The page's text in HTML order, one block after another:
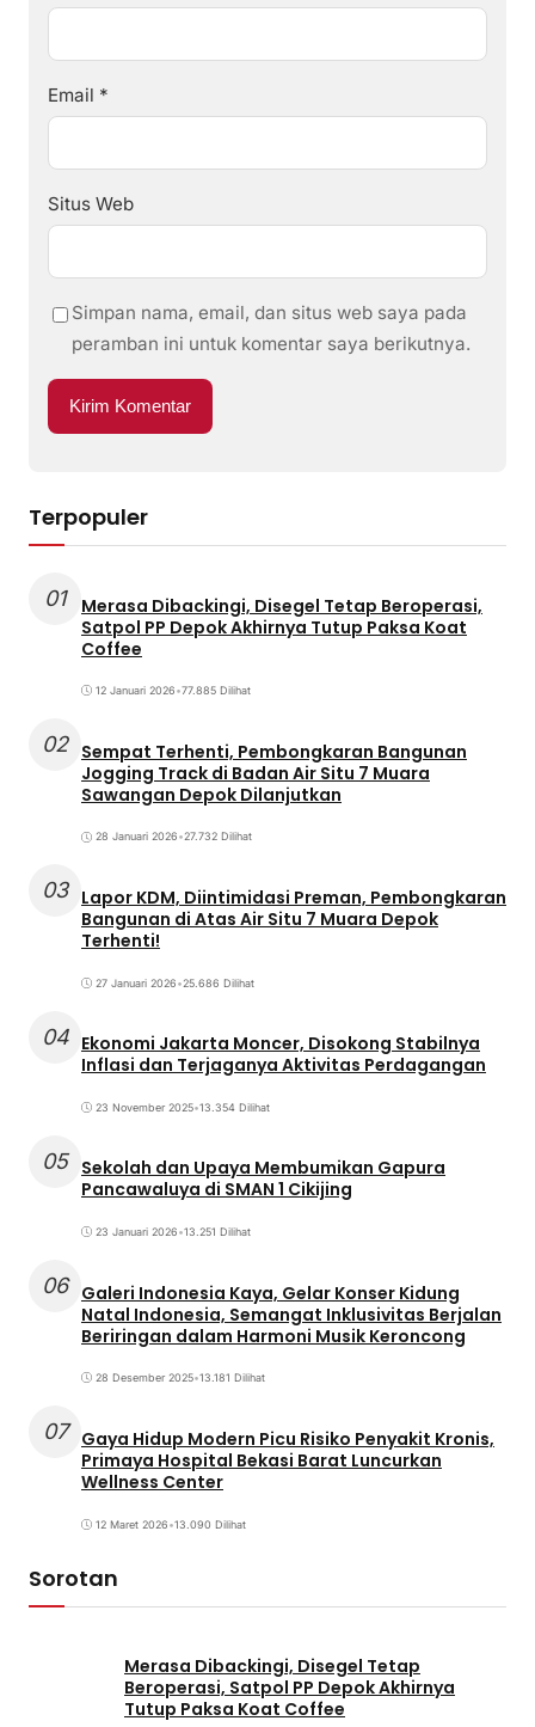
Email *
Situs Web
Simpan nama, email, dan situs web saya pada
peramban ini untuk komentar saya berikutnya.
Terpopuler
01
Merasa Dibackingi, Disegel Tetap Beroperasi,
Satpol PP Depok Akhirnya Tutup Paksa Koat
Coffee
12 Januari 2026•77.885 Dilihat
02 Sempat Terhenti, Pembongkaran Bangunan
Jogging Track di Badan Air Situ 7 Muara
Sawangan Depok Dilanjutkan
28 Januari 2026•27.732 Dilihat
03 Lapor KDM, Diintimidasi Preman, Pembongkaran
Bangunan di Atas Air Situ 7 Muara Depok
Terhenti!
27 Januari 2026•25.686 Dilihat
04 Ekonomi Jakarta Moncer, Disokong Stabilnya
Inflasi dan Terjaganya Aktivitas Perdagangan
23 November 2025•13.354 Dilihat
05 Sekolah dan Upaya Membumikan Gapura
Pancawaluya di SMAN 1 Cikijing
23 Januari 2026•13.251 Dilihat
06 Galeri Indonesia Kaya, Gelar Konser Kidung
Natal Indonesia, Semangat Inklusivitas Berjalan
Beriringan dalam Harmoni Musik Keroncong
28 Desember 2025•13.181 Dilihat
07
Gaya Hidup Modern Picu Risiko Penyakit Kronis,
Primaya Hospital Bekasi Barat Luncurkan
Wellness Center
12 Maret 2026•13.090 Dilihat
Sorotan
Merasa Dibackingi, Disegel Tetap
Beroperasi, Satpol PP Depok Akhirnya
Tutup Paksa Koat Coffee